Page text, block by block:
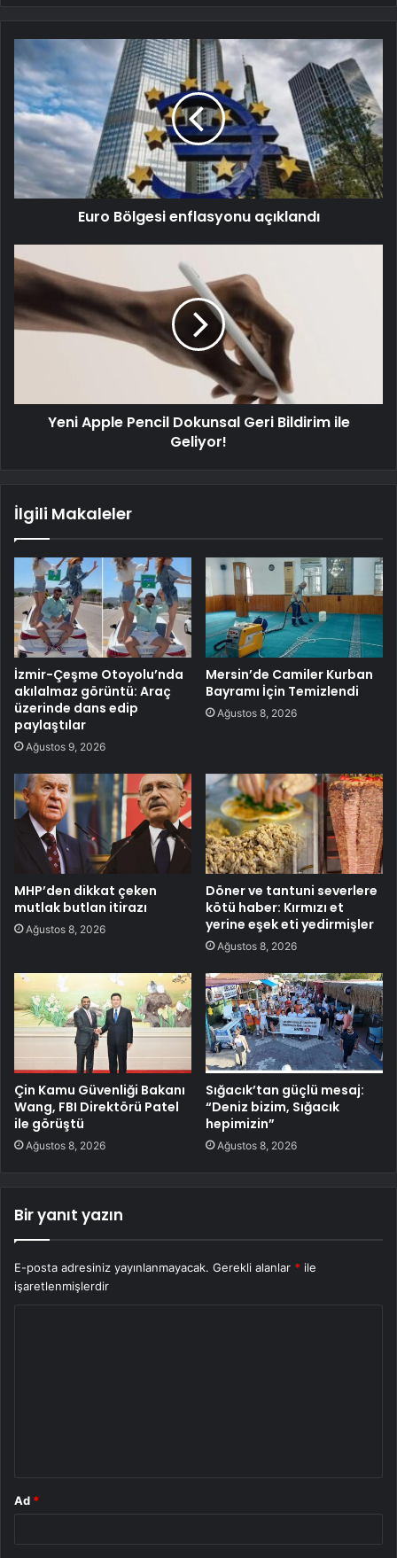
Euro Bölgesi enflasyonu açıklandı
Yeni Apple Pencil Dokunsal Geri Bildirim ile
Geliyor!
İlgili Makaleler
İzmir-Çeşme Otoyolu’nda
akılalmaz görüntü: Araç
üzerinde dans edip
paylaştılar
Ağustos 9, 2026
Mersin’de Camiler Kurban
Bayramı İçin Temizlendi
Ağustos 8, 2026
MHP’den dikkat çeken
mutlak butlan itirazı
Ağustos 8, 2026
Döner ve tantuni severlere
kötü haber: Kırmızı et
yerine eşek eti yedirmişler
Ağustos 8, 2026
Çin Kamu Güvenliği Bakanı
Wang, FBI Direktörü Patel
ile görüştü
Ağustos 8, 2026
Sığacık’tan güçlü mesaj:
“Deniz bizim, Sığacık
hepimizin”
Ağustos 8, 2026
Bir yanıt yazın
E-posta adresiniz yayınlanmayacak. Gerekli alanlar * ile
işaretlenmişlerdir
Ad *